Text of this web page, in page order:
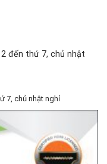
đến thứ 7, chủ nhật
7, chủ nhật nghỉ